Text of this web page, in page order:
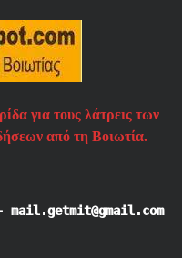
για τους λάτρεις των
από τη Βοιωτία.
mail.getmit@gmail.com